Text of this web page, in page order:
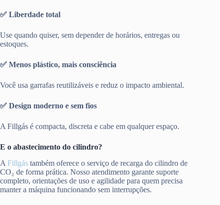
✅ Liberdade total
Use quando quiser, sem depender de horários, entregas ou
estoques.
✅ Menos plástico, mais consciência
Você usa garrafas reutilizáveis e reduz o impacto ambiental.
✅ Design moderno e sem fios
A Fillgás é compacta, discreta e cabe em qualquer espaço.
E o abastecimento do cilindro?
A Fillgás também oferece o serviço de recarga do cilindro de
CO₂ de forma prática. Nosso atendimento garante suporte
completo, orientações de uso e agilidade para quem precisa
manter a máquina funcionando sem interrupções.